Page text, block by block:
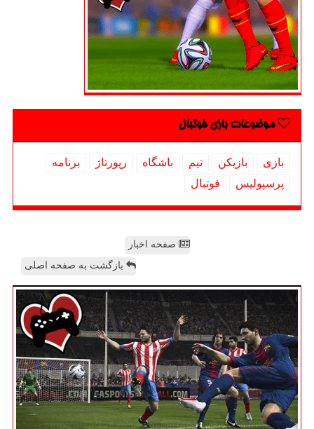
موضوعات بازی فوتبال
بازی بازیكن تیم باشگاه رپورتاژ
برنامه
پرسپولیس
فوتبال
صفحه اخبار
بازگشت به صفحه اصلی